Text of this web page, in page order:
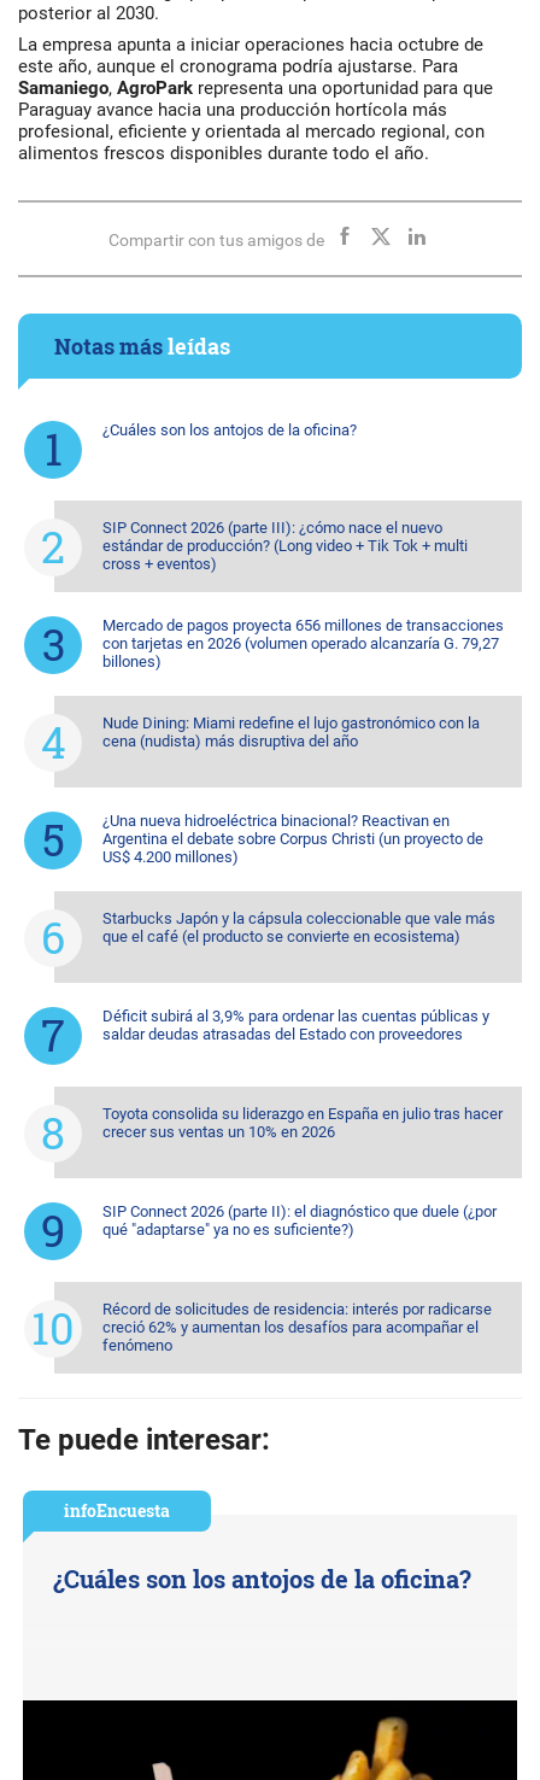
posterior al 2030.
La empresa apunta a iniciar operaciones hacia octubre de
este año, aunque el cronograma podría ajustarse. Para
Samaniego, AgroPark representa una oportunidad para que
Paraguay avance hacia una producción hortícola más
profesional, eficiente y orientada al mercado regional, con
alimentos frescos disponibles durante todo el año.
Compartir con tus amigos de
Notas másleídas
¿Cuáles son los antojos de la oficina?
SIP Connect 2026 (parte III): ¿cómo nace el nuevo
estándar de producción? (Long video + Tik Tok + multi
cross + eventos)
Mercado de pagos proyecta 656 millones de transacciones
con tarjetas en 2026 (volumen operado alcanzaría G. 79,27
billones)
Nude Dining: Miami redefine el lujo gastronómico con la
cena (nudista) más disruptiva del año
¿Una nueva hidroeléctrica binacional? Reactivan en
Argentina el debate sobre Corpus Christi (un proyecto de
US$ 4.200 millones)
Starbucks Japón y la cápsula coleccionable que vale más
que el café (el producto se convierte en ecosistema)
Déficit subirá al 3,9% para ordenar las cuentas públicas y
saldar deudas atrasadas del Estado con proveedores
Toyota consolida su liderazgo en España en julio tras hacer
crecer sus ventas un 10% en 2026
SIP Connect 2026 (parte II): el diagnóstico que duele (¿por
qué "adaptarse" ya no es suficiente?)
Récord de solicitudes de residencia: interés por radicarse
creció 62% y aumentan los desafíos para acompañar el
fenómeno
Te puede interesar:
infoEncuesta
¿Cuáles son los antojos de la oficina?